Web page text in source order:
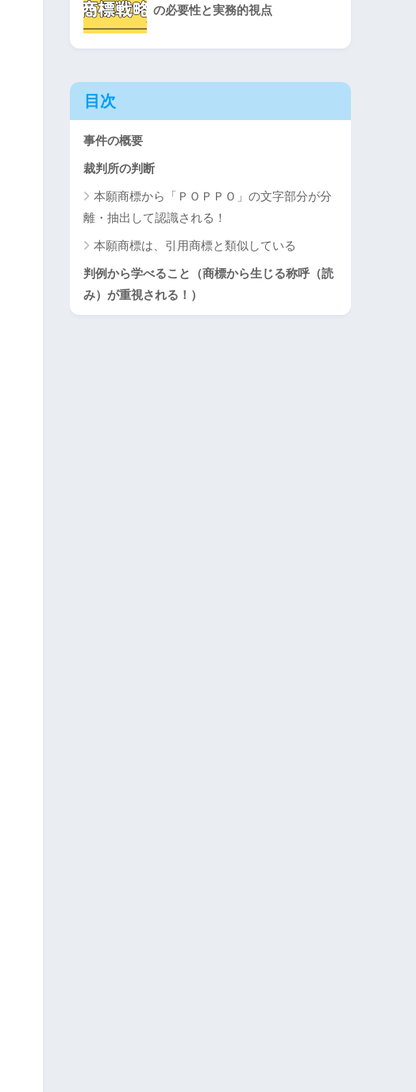
の必要性と実務的視点
目次
事件の概要
裁判所の判断
本願商標から「ＰＯＰＰＯ」の文字部分が分
離・抽出して認識される！
本願商標は、引用商標と類似している
判例から学べること（商標から生じる称呼（読
み）が重視される！）